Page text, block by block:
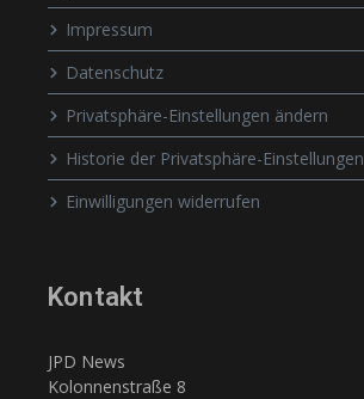
Impressum
Datenschutz
Privatsphäre-Einstellungen ändern
Historie der Privatsphäre-Einstellungen
Einwilligungen widerrufen
Kontakt
JPD News
Kolonnenstraße 8